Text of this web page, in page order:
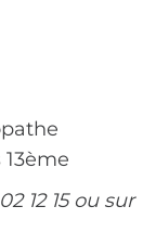
12 15 ou sur